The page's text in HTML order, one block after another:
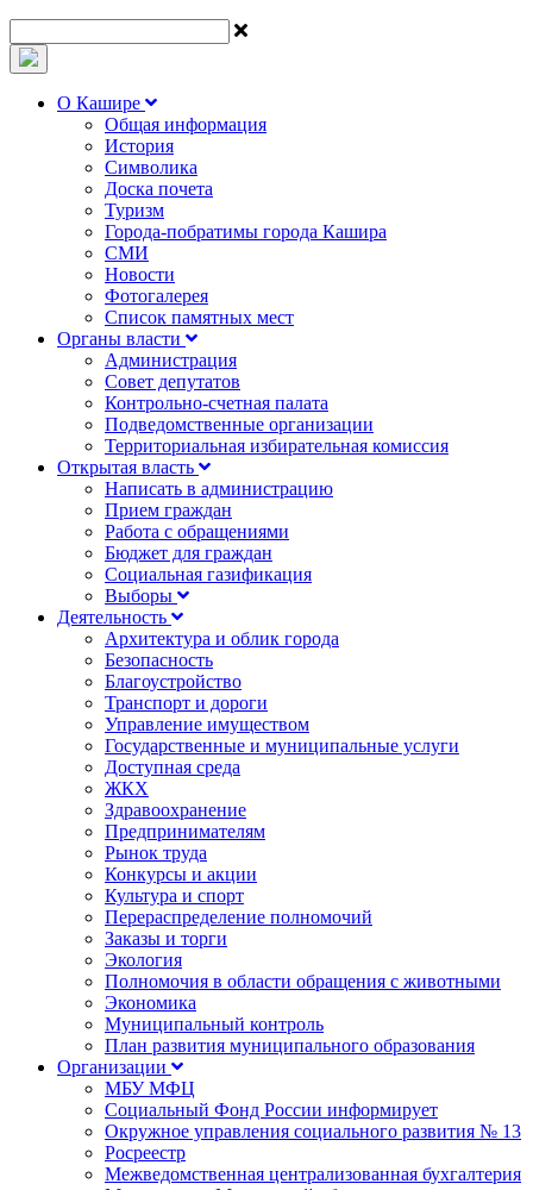
О Кашире
Общая информация
История
Символика
Доска почета
Туризм
Города-побратимы города Кашира
СМИ
Новости
Фотогалерея
Список памятных мест
Органы власти
Администрация
Совет депутатов
Контрольно-счетная палата
Подведомственные организации
Территориальная избирательная комиссия
Открытая власть
Написать в администрацию
Прием граждан
Работа с обращениями
Бюджет для граждан
Социальная газификация
Выборы
Деятельность
Архитектура и облик города
Безопасность
Благоустройство
Транспорт и дороги
Управление имуществом
Государственные и муниципальные услуги
Доступная среда
ЖКХ
Здравоохранение
Предпринимателям
Рынок труда
Конкурсы и акции
Культура и спорт
Перераспределение полномочий
Заказы и торги
Экология
Полномочия в области обращения с животными
Экономика
Муниципальный контроль
План развития муниципального образования
Организации
МБУ МФЦ
Социальный Фонд России информирует
Окружное управления социального развития № 13
Росреестр
Межведомственная централизованная бухгалтерия